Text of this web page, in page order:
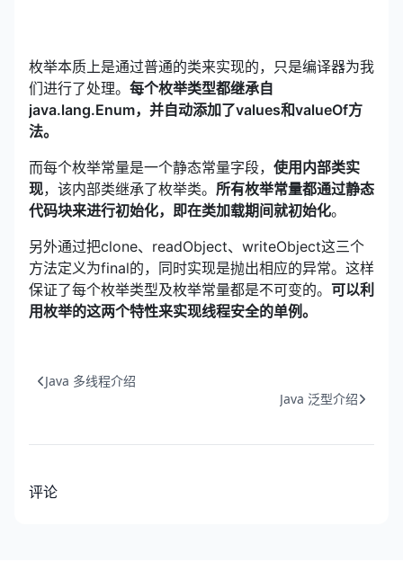
枚举本质上是通过普通的类来实现的，只是编译器为我
们进行了处理。 每个枚举类型都继承自
java.lang.Enum，并自动添加了values和valueOf方
法。
而每个枚举常量是一个静态常量字段， 使用内部类实
现，该内部类继承了枚举类。 所有枚举常量都通过静态
代码块来进行初始化，即在类加载期间就初始化。
另外通过把clone、readObject、writeObject这三个
方法定义为final的，同时实现是抛出相应的异常。这样
保证了每个枚举类型及枚举常量都是不可变的。 可以利
用枚举的这两个特性来实现线程安全的单例。
Java 多线程介绍
Java 泛型介绍
评论